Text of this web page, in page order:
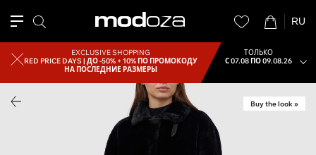
RU
EXCLUSIVE SHOPPING
RED PRICE DAYS |ДО -50% + 10% ПО ПРОМОКОДУ
НА ПОСЛЕДНИЕ РАЗМЕРЫ
ТОЛЬКО
С 07.08 ПО 09.08.26
Buy the look »